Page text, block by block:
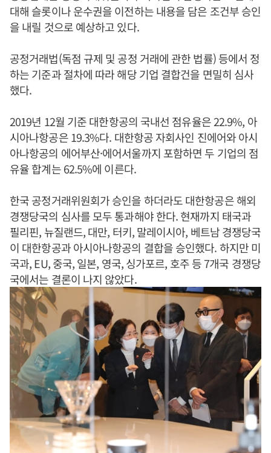
대해 슬롯이나 운수권을 이전하는 내용을 담은 조건부 승인
을 내릴 것으로 예상하고 있다.
공정거래법(독점 규제 및 공정 거래에 관한 법률) 등에서 정
하는 기준과 절차에 따라 해당 기업 결합건을 면밀히 심사
했다.
2019년 12월 기준 대한항공의 국내선 점유율은 22.9%, 아
시아나항공은 19.3%다. 대한항공 자회사인 진에어와 아시
아나항공의 에어부산·에어서울까지 포함하면 두 기업의 점
유율 합계는 62.5%에 이른다.
한국 공정거래위원회가 승인을 하더라도 대한항공은 해외
경쟁당국의 심사를 모두 통과해야 한다. 현재까지 태국과
필리핀, 뉴질랜드, 대만, 터키, 말레이시아, 베트남 경쟁당국
이 대한항공과 아시아나항공의 결합을 승인했다. 하지만 미
국과, EU, 중국, 일본, 영국, 싱가포르, 호주 등 7개국 경쟁당
국에서는 결론이 나지 않았다.